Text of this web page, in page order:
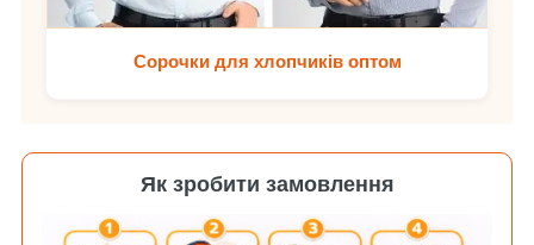
Сорочки для хлопчиків оптом
Як зробити замовлення